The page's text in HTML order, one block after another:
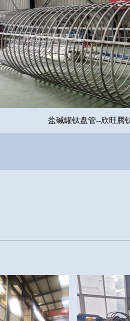
盐碱罐钛盘管--欣旺腾